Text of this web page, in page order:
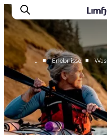
Erlebnisse
Events
… ■ Erlebnisse ■